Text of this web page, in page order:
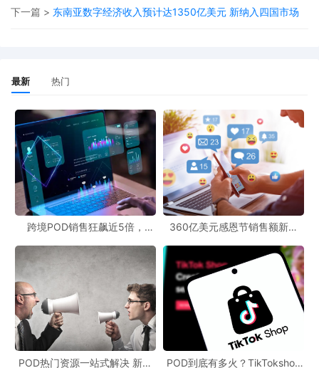
下一篇 > 东南亚数字经济收入预计达1350亿美元 新纳入四国市场
最新 热门
跨境POD销售狂飙近5倍，
360亿美元感恩节销售额新纪
新风潮！
POD热门资源一站式解决 新手
POD到底有多火？TikTokshop